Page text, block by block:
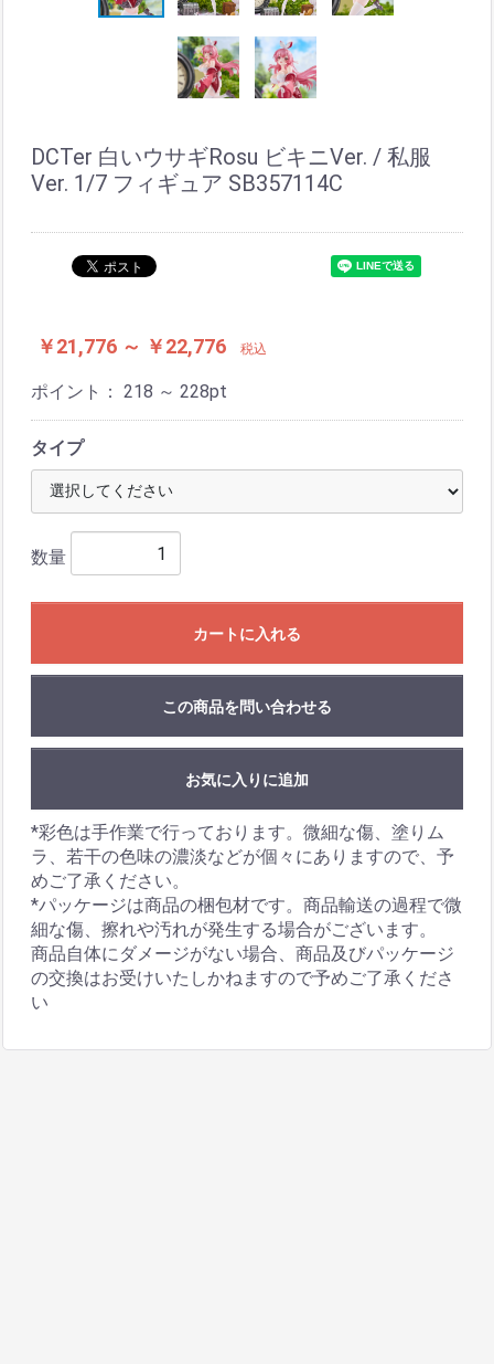
DCTer 白いウサギRosu ビキニVer. / 私服
Ver. 1/7 フィギュア SB357114C
￥21,776 ～ ￥22,776 税込
ポイント： 218 ～ 228pt
タイプ
数量
カートに入れる
この商品を問い合わせる
お気に入りに追加
*彩色は手作業で行っております。微細な傷、塗りム
ラ、若干の色味の濃淡などが個々にありますので、予
めご了承ください。
*パッケージは商品の梱包材です。商品輸送の過程で微
細な傷、擦れや汚れが発生する場合がございます。
商品自体にダメージがない場合、商品及びパッケージ
の交換はお受けいたしかねますので予めご了承くださ
い